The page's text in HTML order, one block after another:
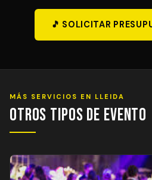
🎵 SOLICITAR
MÁS SERVICIOS EN LLEIDA
Otros Tipos de Evento